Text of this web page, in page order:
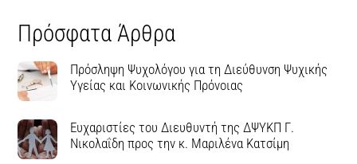
Πρόσφατα Άρθρα
Πρόσληψη Ψυχολόγου για τη Διεύθυνση Ψυχικής
Υγείας και Κοινωνικής Πρόνοιας
Ευχαριστίες του Διευθυντή της ΔΨΥΚΠ Γ.
Νικολαΐδη προς την κ. Μαριλένα Κατσίμη